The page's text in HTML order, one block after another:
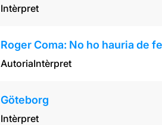
Intèrpret
Roger Coma: No ho hauria de
AutoriaIntèrpret
Göteborg
Intèrpret